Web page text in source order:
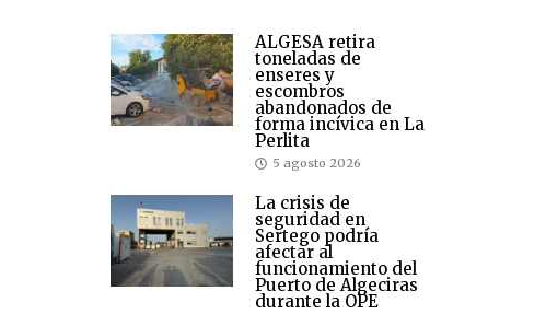
ALGESA retira
toneladas de
enseres y
escombros
abandonados de
forma incívica en La
Perlita
5 agosto 2026
La crisis de
seguridad en
Sertego podría
afectar al
funcionamiento del
Puerto de Algeciras
durante la OPE